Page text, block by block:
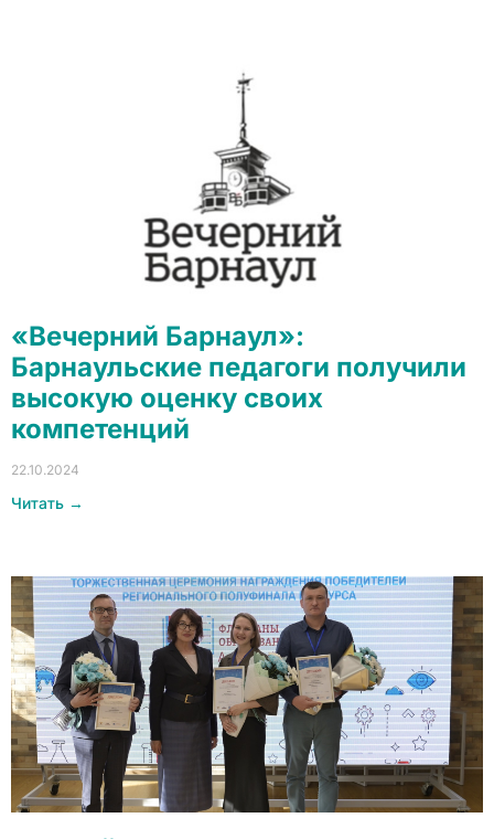
«Вечерний Барнаул»:
Барнаульские педагоги получили
высокую оценку своих
компетенций
22.10.2024
Читать →